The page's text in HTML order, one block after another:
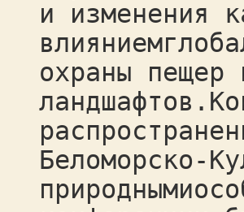
и изменения
охраны пещер
Беломорско-